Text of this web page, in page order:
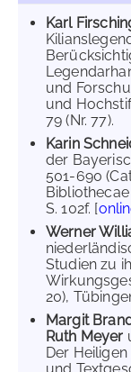
Karl
und
und
79 (Nr. 77).
Karin
der
501-690
Bibliothecae
S. 102f. [
Werner
Studien zu
20),
Margit
Ruth Meyer
Der